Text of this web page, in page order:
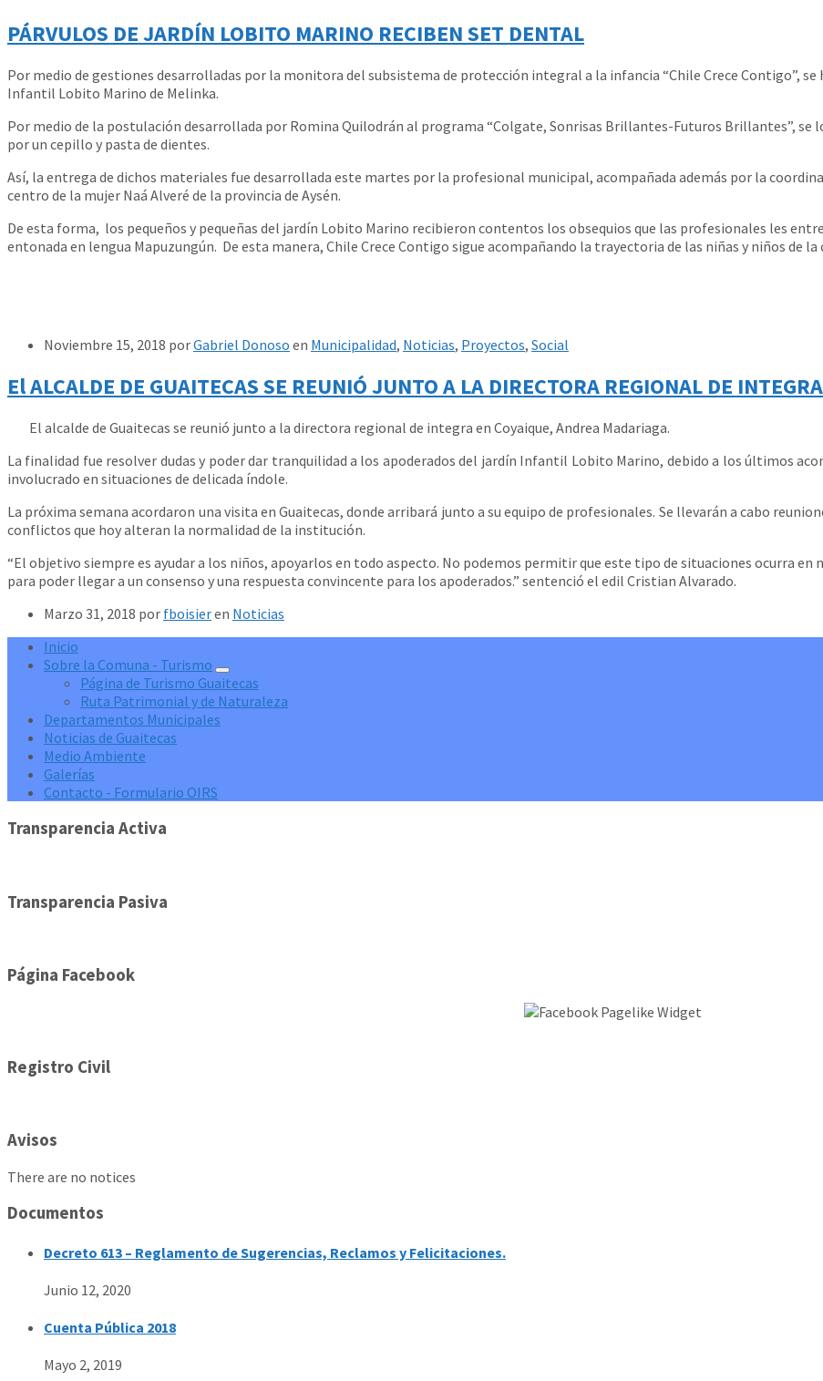
PÁRVULOS DE JARDÍN LOBITO MARINO RECIBEN SET DENTAL
Por medio de gestiones desarrolladas por la monitora del subsistema de protección integral a la infancia “Chile Crece Contigo”,
Infantil Lobito Marino de Melinka.
Por medio de la postulación desarrollada por Romina Quilodrán al programa “Colgate, Sonrisas Brillantes-Futuros Brillantes”, se
por un cepillo y pasta de dientes.
Así, la entrega de dichos materiales fue desarrollada este martes por la profesional municipal, acompañada además por la
centro de la mujer Naá Alveré de la provincia de Aysén.
De esta forma, los pequeños y pequeñas del jardín Lobito Marino recibieron contentos los obsequios que las profesionales les
entonada en lengua Mapuzungún. De esta manera, Chile Crece Contigo sigue acompañando la trayectoria de las niñas y niños de la
Noviembre 15, 2018 porGabriel Donoso en Municipalidad, Noticias, Proyectos, Social
El ALCALDE DE GUAITECAS SE REUNIÓ JUNTO A LA DIRECTORA REGIONAL DE INTEGRA
El alcalde de Guaitecas se reunió junto a la directora regional de integra en Coyaique, Andrea Madariaga.
La finalidad fue resolver dudas y poder dar tranquilidad a los apoderados del jardín Infantil Lobito Marino, debido a los últimos
involucrado en situaciones de delicada índole.
La próxima semana acordaron una visita en Guaitecas, donde arribará junto a su equipo de profesionales. Se llevarán a cabo
conflictos que hoy alteran la normalidad de la institución.
“El objetivo siempre es ayudar a los niños, apoyarlos en todo aspecto. No podemos permitir que este tipo de situaciones ocurra
para poder llegar a un consenso y una respuesta convincente para los apoderados.” sentenció el edil Cristian Alvarado.
Marzo 31, 2018 por fboisieren Noticias
Inicio
Sobre la Comuna - Turismo
Página de Turismo Guaitecas
Ruta Patrimonial y de Naturaleza
Departamentos Municipales
Noticias de Guaitecas
Medio Ambiente
Galerías
Contacto - Formulario OIRS
Transparencia Activa
Transparencia Pasiva
Página Facebook
Registro Civil
Avisos
There are no notices
Documentos
Decreto 613 – Reglamento de Sugerencias, Reclamos y Felicitaciones.
Junio 12, 2020
Cuenta Pública 2018
Mayo 2, 2019